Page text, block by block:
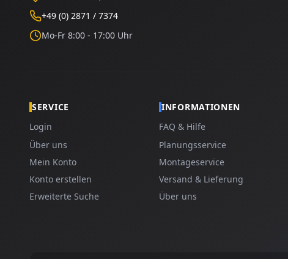
+49 (0) 2871 / 7374
Mo-Fr 8:00 - 17:00 Uhr
SERVICE
Login
Über uns
Mein Konto
Konto erstellen
Erweiterte Suche
INFORMATIONEN
FAQ & Hilfe
Planungsservice
Montageservice
Versand & Lieferung
Über uns